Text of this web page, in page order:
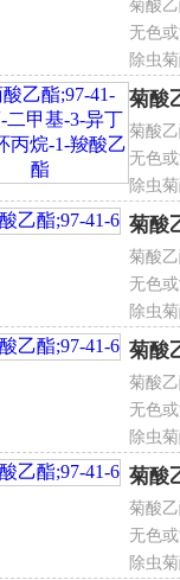
卡龙酸酐等拟除虫
mg/kg，属于易燃
乙酯
No. 97-41-6
NO. 202-579-7
式 菊酸乙酯
式 C12H20O2
量 196.29
：无色或淡黄色透
率：1.459～1.461
：≤0.5%
用于合成丙烯氯
于合成医药中间体卡
180kg/镀锌铁桶
菊酸
无色
除虫
酯;菊
菊酸
菊酸
无色
除虫
酯;菊
菊酸
菊酸
无色
除虫
酯;菊
菊酸
菊酸
无色
除虫
酯;菊
菊酸
菊酸
无色
除虫